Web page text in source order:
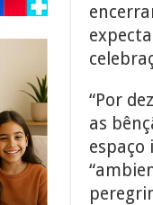
“Por
as
espaço